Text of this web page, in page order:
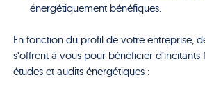
énergétiquement bénéfiques.
En fonction du profil de votre entreprise,
s’offrent à vous pour bénéficier
études et audits énergétiques :